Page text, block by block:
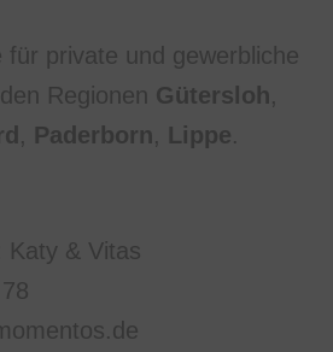
für private und gewerbliche
Regionen Gütersloh,
, Paderborn, Lippe.
Katy & Vitas